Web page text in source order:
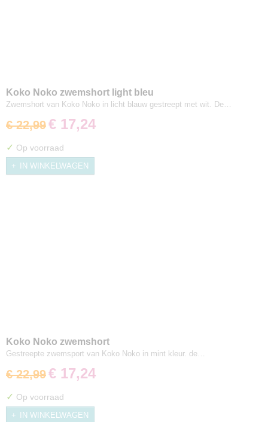
Koko Noko zwemshort light bleu
Zwemshort van Koko Noko in licht blauw gestreept met wit. De…
€ 22,99€ 17,24
✓ Op voorraad
IN WINKELWAGEN
Koko Noko zwemshort
Gestreepte zwemsport van Koko Noko in mint kleur. de…
€ 22,99€ 17,24
✓ Op voorraad
IN WINKELWAGEN